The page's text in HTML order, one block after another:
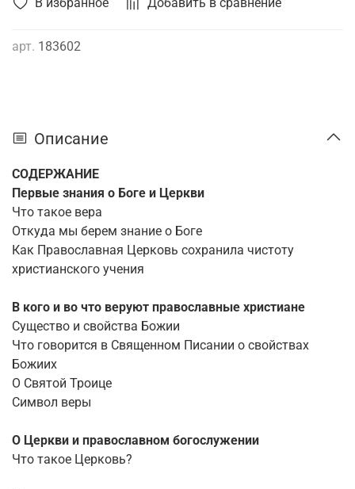
В избранное Добавить в сравнение
арт. 183602
Описание
СОДЕРЖАНИЕ
Первые знания о Боге и Церкви
Что такое вера
Откуда мы берем знание о Боге
Как Православная Церковь сохранила чистоту
христианского учения
В кого и во что веруют православные христиане
Существо и свойства Божии
Что говорится в Священном Писании о свойствах
Божиих
О Святой Троице
Символ веры
О Церкви и православном богослужении
Что такое Церковь?